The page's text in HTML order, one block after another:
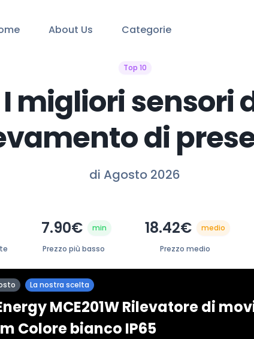
About Us Categorie
Top 10
I migliori sensori
di
di Agosto 2026
7.90€ min
Prezzo più basso
18.42€ medio
Prezzo medio
La nostra scelta
MCE201W Rilevatore di
Colore bianco IP65